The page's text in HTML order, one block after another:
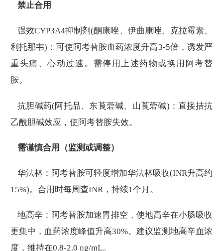
禁止合用
强效CYP3A4抑制剂(酮康唑、伊曲康唑、克拉霉素、
利托那韦)：可使阿考替胺血药浓度升高3-5倍，诱发严
重头痛、心动过速。需停用上述药物或换用阿考替
胺。
抗胆碱药(阿托品、东莨菪碱、山莨菪碱)：直接拮抗
乙酰胆碱效应，使阿考替胺失效。
需谨慎合用（监测或调整）
华法林：阿考替胺可轻度增加华法林吸收(INR升高约
15%)。合用时每周查INR，持续1个月。
地高辛：阿考替胺加速胃排空，使地高辛在小肠吸收
更集中，血药浓度峰值升高30%。建议监测地高辛血浓
度，维持在0.8-2.0 ng/mL。